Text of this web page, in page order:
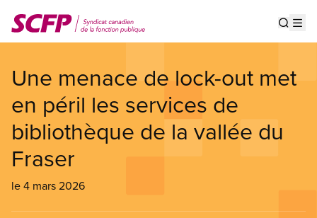
au
contenu
Une menace de lock-out met
en péril les services de
bibliothèque de la vallée du
Fraser
le 4 mars 2026